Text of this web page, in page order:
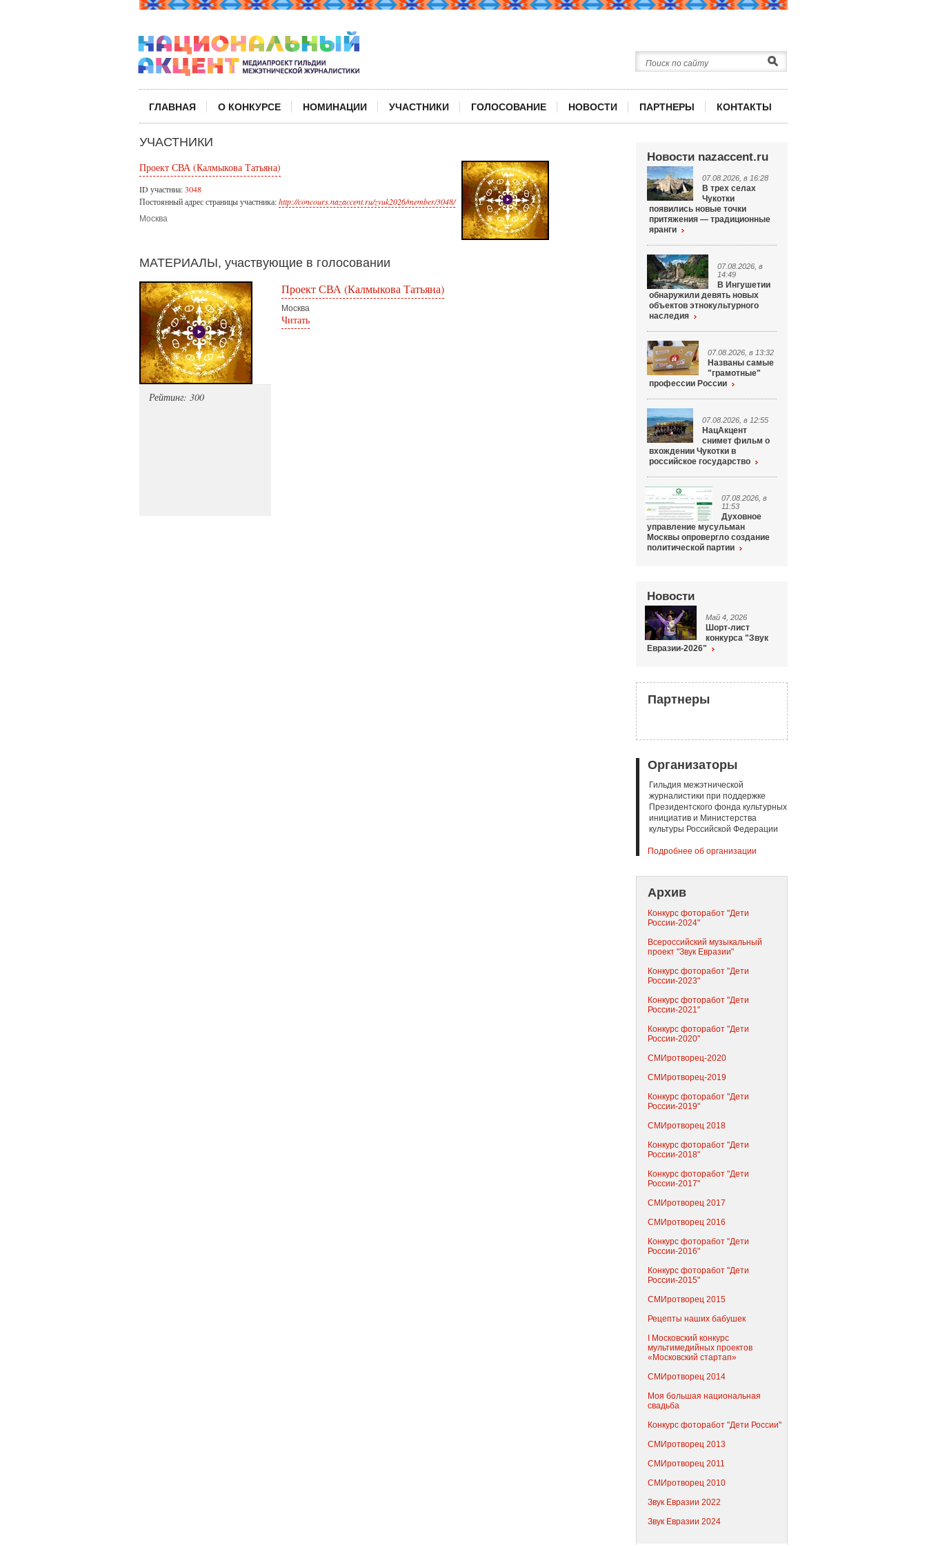
ГЛАВНАЯ О КОНКУРСЕ НОМИНАЦИИ УЧАСТНИКИ ГОЛОСОВАНИЕ НОВОСТИ ПАРТНЕРЫ КОНТАКТЫ
УЧАСТНИКИ
Проект СВА (Калмыкова Татьяна)
ID участниа:3048
Постоянный адрес страницы участника:http://concours.nazaccent.ru/zvuk2026/member/3048/
Москва
МАТЕРИАЛЫ, участвующие в голосовании
Рейтинг: 300
Проект СВА (Калмыкова Татьяна)
Москва
Читать
Новости nazaccent.ru
07.08.2026, в 16:28
В трех селах
Чукотки
появились новые точки
притяжения — традиционные
яранги
07.08.2026, в
14:49
В Ингушетии
обнаружили девять новых
объектов этнокультурного
наследия
07.08.2026, в 13:32
Названы самые
"грамотные"
профессии России
07.08.2026, в 12:55
НацАкцент
снимет фильм о
вхождении Чукотки в
российское государство
07.08.2026, в
11:53
Духовное
управление мусульман
Москвы опровергло создание
политической партии
Новости
Май 4, 2026
Шорт-лист
конкурса "Звук
Евразии-2026"
Партнеры
Организаторы
Гильдия межэтнической
журналистики при поддержке
Президентского фонда культурных
инициатив и Министерства
культуры Российской Федерации
Подробнее об организации
Архив
Конкурс фоторабот "Дети
России-2024"
Всероссийский музыкальный
проект "Звук Евразии"
Конкурс фоторабот "Дети
России-2023"
Конкурс фоторабот "Дети
России-2021"
Конкурс фоторабот "Дети
России-2020"
СМИротворец-2020
СМИротворец-2019
Конкурс фоторабот "Дети
России-2019"
СМИротворец 2018
Конкурс фоторабот "Дети
России-2018"
Конкурс фоторабот "Дети
России-2017"
СМИротворец 2017
СМИротворец 2016
Конкурс фоторабот "Дети
России-2016"
Конкурс фоторабот "Дети
России-2015"
СМИротворец 2015
Рецепты наших бабушек
I Московский конкурс
мультимедийных проектов
«Московский стартап»
СМИротворец 2014
Моя большая национальная
свадьба
Конкурс фоторабот "Дети России"
СМИротворец 2013
СМИротворец 2011
СМИротворец 2010
Звук Евразии 2022
Звук Евразии 2024